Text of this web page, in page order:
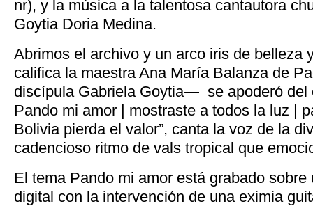
nr), y la música a la talentosa cantautora
Goytia Doria Medina.
Abrimos el archivo y un arco iris de
califica la maestra Ana María Balanza de
discípula Gabriela Goytia— se apoderó del
Pando mi amor | mostraste a todos la luz |
Bolivia pierda el valor”, canta la voz de la
cadencioso ritmo de vals tropical que
El tema Pando mi amor está grabado
digital con la intervención de una eximia